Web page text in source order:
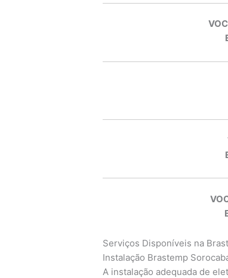
Serviços Disponíveis na
Instalação Brastemp
A instalação adequada de